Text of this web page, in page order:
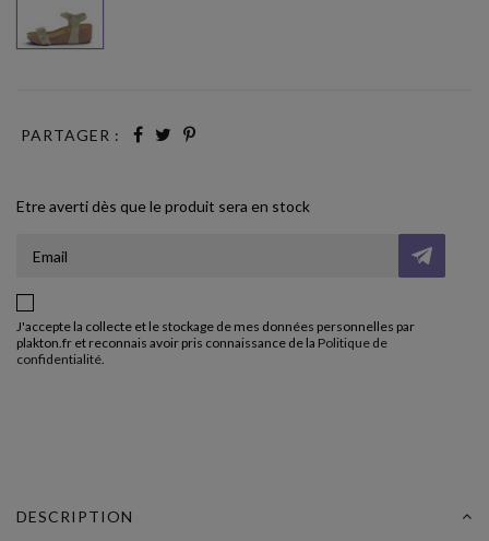
PARTAGER :
Etre averti dès que le produit sera en stock
J'accepte la collecte et le stockage de mes données personnelles par
plakton.fr et reconnais avoir pris connaissance de la Politique de
confidentialité.
DESCRIPTION